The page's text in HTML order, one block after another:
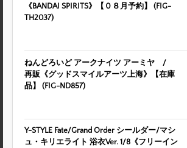
《BANDAI SPIRITS》【０８月予約】 (FIG-
TH2037)
ねんどろいど アークナイツ アーミヤ /
再販《グッドスマイルアーツ上海》【在庫
品】 (FIG-ND857)
Y-STYLE Fate/Grand Order シールダー/マシ
ュ・キリエライト 浴衣Ver. 1/8《フリーイン